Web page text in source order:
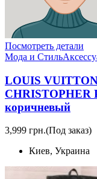
Посмотреть детали
Мода и Стиль
LOUIS
CHRISTOPHER
коричневый
3,999 грн.(Под заказ)
Киев, Украина